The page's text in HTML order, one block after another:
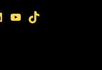
YouTube TikTok